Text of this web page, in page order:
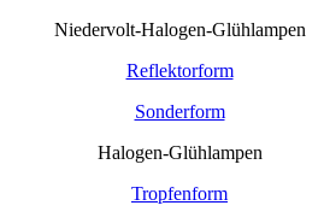
Niedervolt-Halogen-Glühlampen
Reflektorform
Sonderform
Halogen-Glühlampen
Tropfenform